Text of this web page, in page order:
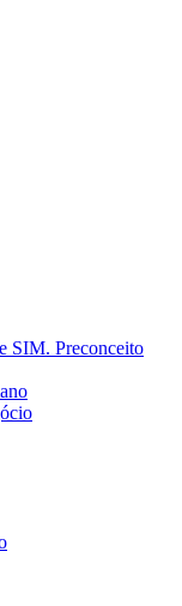
SIM. Preconceito